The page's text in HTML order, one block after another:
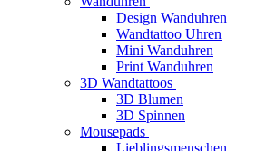
Design Wanduhren
Wandtattoo Uhren
Mini Wanduhren
Print Wanduhren
3D Wandtattoos
3D Blumen
3D Spinnen
Mousepads
Lieblingsmenschen